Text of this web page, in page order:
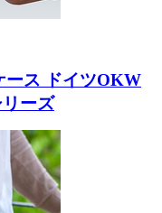
ース ドイツOKW
ーズ